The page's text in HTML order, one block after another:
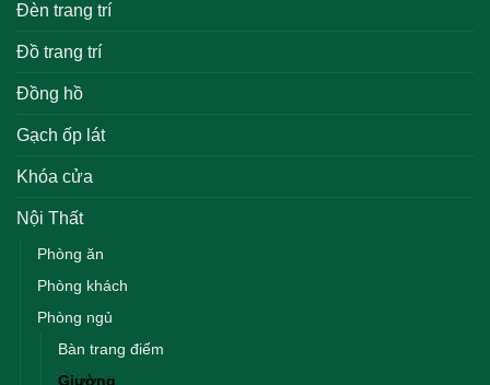
Đèn trang trí
Đồ trang trí
Đồng hồ
Gạch ốp lát
Khóa cửa
Nội Thất
Phòng ăn
Phòng khách
Phòng ngủ
Bàn trang điểm
Giường